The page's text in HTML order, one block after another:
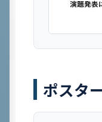
ポスタ